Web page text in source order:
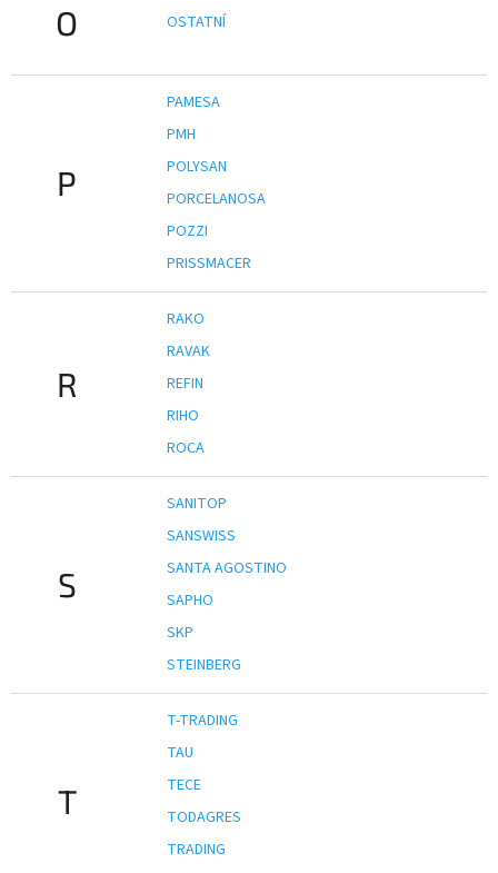
O OSTATNÍ
P
PAMESA
PMH
POLYSAN
PORCELANOSA
POZZI
PRISSMACER
R
RAKO
RAVAK
REFIN
RIHO
ROCA
S
SANITOP
SANSWISS
SANTA AGOSTINO
SAPHO
SKP
STEINBERG
T
T-TRADING
TAU
TECE
TODAGRES
TRADING